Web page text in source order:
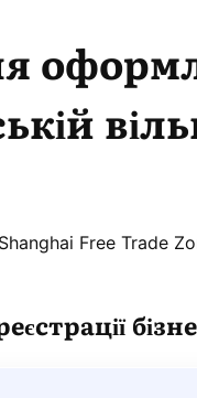
Free Trade